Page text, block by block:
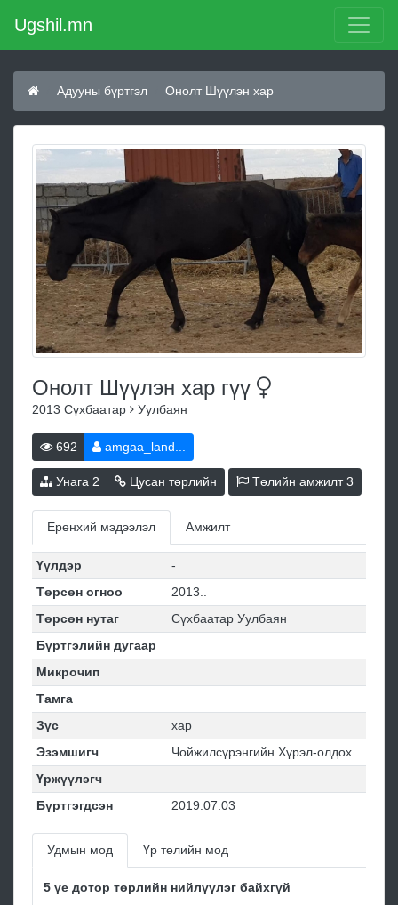
Ugshil.mn
Адууны бүртгэл Онолт Шүүлэн хар
Онолт Шүүлэн хар гүү
2013 Сүхбаатар Уулбаян
692 amgaa_land...
Унага 2 Цусан төрлийн Төлийн амжилт3
Ерөнхий мэдээлэл Амжилт
Үүлдэр
-
Төрсөн огноо
2013..
Төрсөн нутаг
Сүхбаатар Уулбаян
Бүртгэлийн дугаар
Микрочип
Тамга
Зүс
хар
Эзэмшигч
Чойжилсүрэнгийн Хүрэл-олдох
Үржүүлэгч
Бүртгэгдсэн
2019.07.03
Удмын мод Үр төлийн мод
5 үе дотор төрлийн нийлүүлэг байхгүй